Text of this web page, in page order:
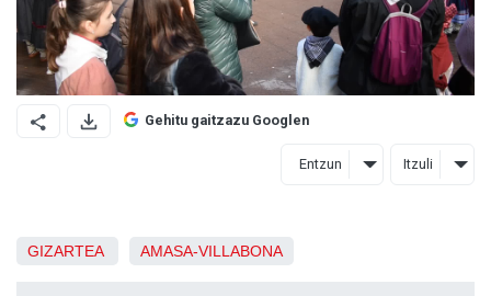
Gehitu gaitzazu Googlen
Entzun Itzuli
GIZARTEA AMASA-VILLABONA